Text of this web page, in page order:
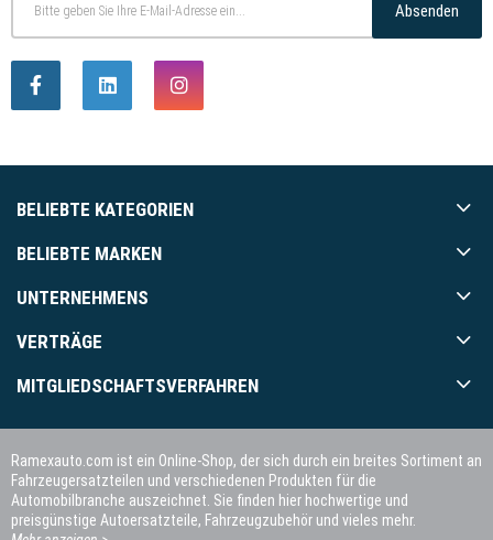
Absenden
BELIEBTE KATEGORIEN
BELIEBTE MARKEN
UNTERNEHMENS
VERTRÄGE
MITGLIEDSCHAFTSVERFAHREN
Ramexauto.com ist ein Online-Shop, der sich durch ein breites Sortiment an
Fahrzeugersatzteilen und verschiedenen Produkten für die
Automobilbranche auszeichnet. Sie finden hier hochwertige und
preisgünstige Autoersatzteile, Fahrzeugzubehör und vieles mehr.